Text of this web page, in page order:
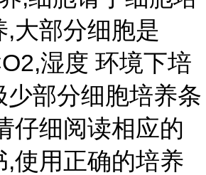
,大部分细胞是
湿度 环境下培
少部分细胞培养条
仔细阅读相应的
,使用正确的培养